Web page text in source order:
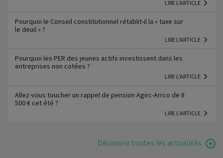
LIRE L'ARTICLE
Pourquoi le Conseil constitutionnel rétablit-il la « taxe sur
le deuil » ?
LIRE L'ARTICLE
Pourquoi les PER des jeunes actifs investissent dans les
entreprises non cotées ?
LIRE L'ARTICLE
Allez-vous toucher un rappel de pension Agirc-Arrco de 8
500 € cet été ?
LIRE L'ARTICLE
Découvrir toutes les actualités